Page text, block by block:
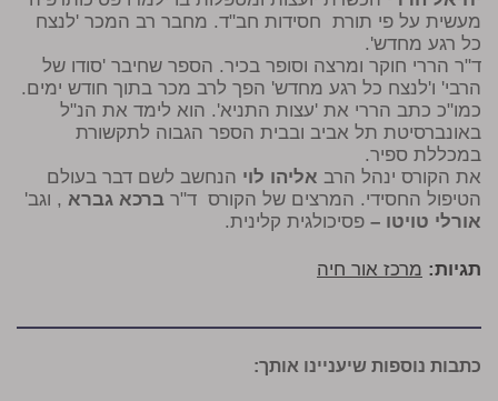
מעשית על פי תורת חסידות חב"ד. מחבר רב המכר 'לנצח
כל רגע מחדש'.
ד"ר הררי חוקר ומרצה וסופר בכיר. הספר שחיבר 'סודו של
הרבי' ו'לנצח כל רגע מחדש' הפך לרב מכר בתוך חודש ימים.
כמו"כ כתב הררי את 'עצות התניא'. הוא לימד את הנ"ל
באונברסיטת תל אביב ובבית הספר הגבוה לתקשורת
במכללת ספיר.
את הקורס ינהל הרב אליהו לוי הנחשב לשם דבר בעולם
הטיפול החסידי. המרצים של הקורס ד"ר ברכא גברא , וגב'
אורלי טויטו – פסיכולגית קלינית.
תגיות: מרכז אור חיה
כתבות נוספות שיעניינו אותך: